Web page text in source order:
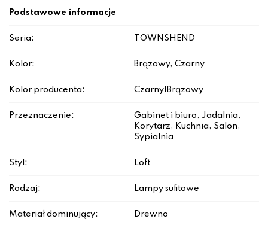
Podstawowe informacje
Seria: TOWNSHEND
Kolor: Brązowy, Czarny
Kolor producenta: Czarny|Brązowy
Przeznaczenie:
Gabinet i biuro, Jadalnia,
Korytarz, Kuchnia, Salon,
Sypialnia
Styl: Loft
Rodzaj: Lampy sufitowe
Materiał dominujący: Drewno